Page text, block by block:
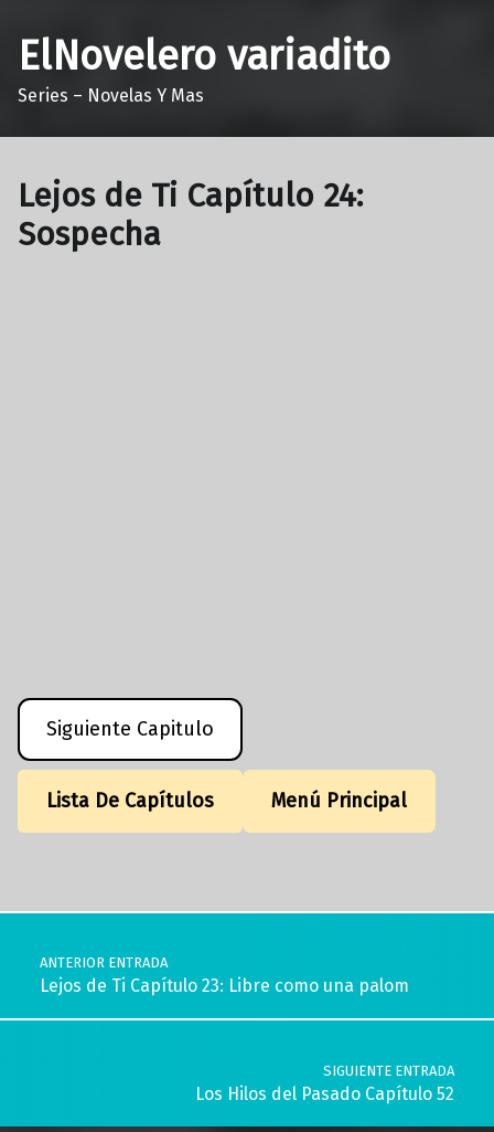
ElNovelero variadito
Series – Novelas Y Mas
Lejos de Ti Capítulo 24:
Sospecha
Siguiente Capitulo
Lista De Capítulos Menú Principal
Navegación de entradas
ANTERIOR ENTRADA
Lejos de Ti Capítulo 23: Libre como una palom
SIGUIENTE ENTRADA
Los Hilos del Pasado Capítulo 52